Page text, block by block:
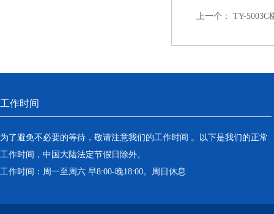
上一个： TY-5003C
工作时间
为了避免不必要的等待，敬请注意我们的工作时间 。以下是我们的正常
工作时间，中国大陆法定节假日除外。
工作时间：周一至周六 早8:00-晚18:00。周日休息